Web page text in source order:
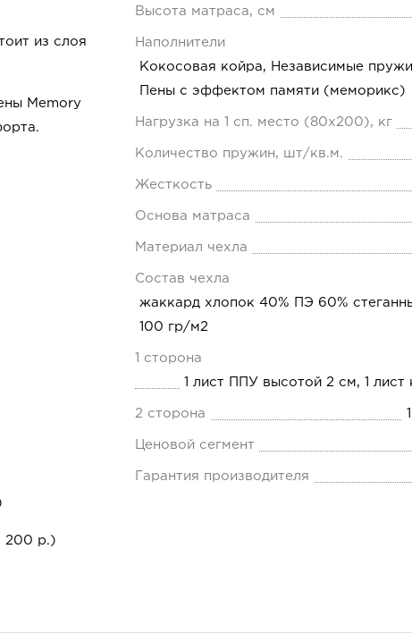
из слоя
Memory
200 р.)
Высота матраса, см
Наполнители
Кокосовая койра, Независимые
Пены с эффектом памяти (меморикс)
Нагрузка на 1 сп. место (80х200), кг
Количество пружин, шт/кв.м.
Жесткость
Основа матраса
Материал чехла
Состав чехла
жаккард хлопок 40% ПЭ 60%
100 гр/м2
1 сторона
1 лист ППУ высотой 2 см, 1
2 сторона
Ценовой сегмент
Гарантия производителя